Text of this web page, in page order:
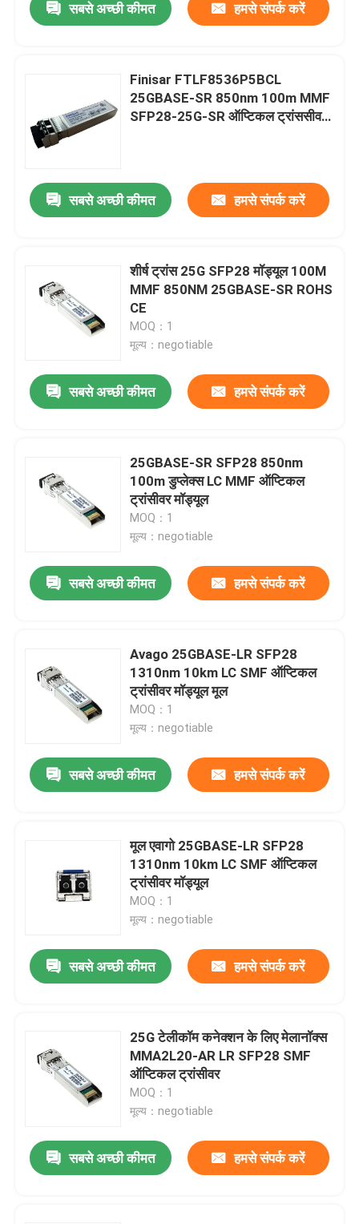
घर
हमारे बारे में
गुणवत्ता नियंत्रण
समाचार
एनवीडिया एआई उत्पाद
100G QSFP28 मॉड्यूल
25G SFP28 मॉड्यूल
10G SFP मॉड्यूल
नेटवर्क एडेप्टर कार्ड
ब्रोकेड एफसी एसएफपी मॉड्यूल
ब्रोकेड सैन स्विच
सबसे अच्छी कीमत हमसे संपर्क करें
Finisar FTLF8536P5BCL
25GBASE-SR 850nm 100m MMF
SFP28-25G-SR ऑप्टिकल ट्रांससीवर
सबसे अच्छी कीमत हमसे संपर्क करें
शीर्ष ट्रांस 25G SFP28 मॉड्यूल 100M
MMF 850NM 25GBASE-SR ROHS
CE
MOQ：1
मूल्य：negotiable
सबसे अच्छी कीमत हमसे संपर्क करें
25GBASE-SR SFP28 850nm
100m डुप्लेक्स LC MMF ऑप्टिकल
ट्रांसीवर मॉड्यूल
MOQ：1
मूल्य：negotiable
सबसे अच्छी कीमत हमसे संपर्क करें
Avago 25GBASE-LR SFP28
1310nm 10km LC SMF ऑप्टिकल
ट्रांसीवर मॉड्यूल मूल
MOQ：1
मूल्य：negotiable
सबसे अच्छी कीमत हमसे संपर्क करें
मूल एवागो 25GBASE-LR SFP28
1310nm 10km LC SMF ऑप्टिकल
ट्रांसीवर मॉड्यूल
MOQ：1
मूल्य：negotiable
सबसे अच्छी कीमत हमसे संपर्क करें
25G टेलीकॉम कनेक्शन के लिए मेलानॉक्स
MMA2L20-AR LR SFP28 SMF
ऑप्टिकल ट्रांसीवर
MOQ：1
मूल्य：negotiable
सबसे अच्छी कीमत हमसे संपर्क करें